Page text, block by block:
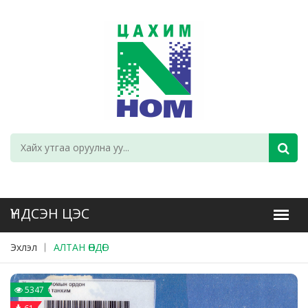
Эхлэл АЛТАН ӨНДӨГ
5347